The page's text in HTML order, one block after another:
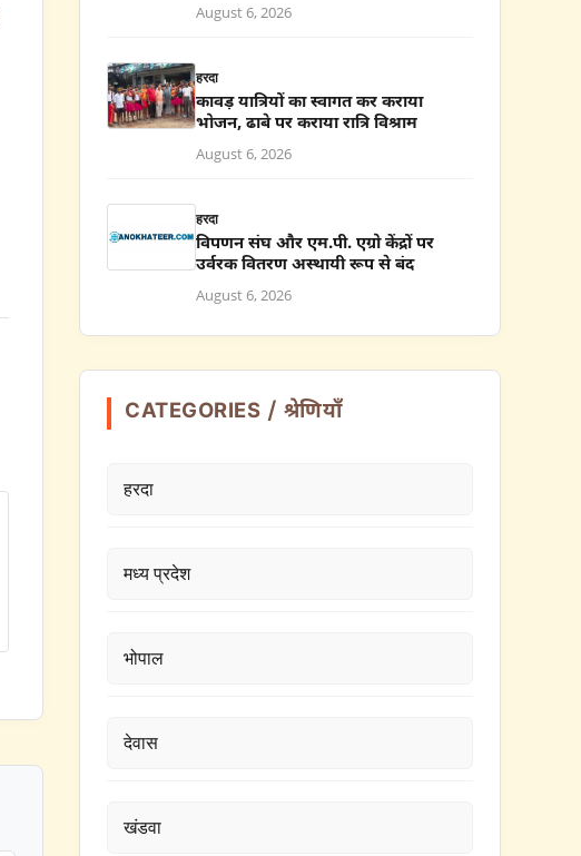
August 6, 2026
हरदा
कावड़ यात्रियों का स्वागत कर कराया
भोजन, ढाबे पर कराया रात्रि विश्राम
August 6, 2026
हरदा
विपणन संघ और एम.पी. एग्रो केंद्रों पर
उर्वरक वितरण अस्थायी रूप से बंद
August 6, 2026
CATEGORIES / श्रेणियाँ
हरदा
मध्य प्रदेश
भोपाल
देवास
खंडवा